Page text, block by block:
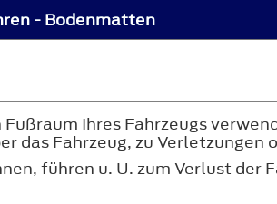
- Bodenmatten
Ihres Fahrzeugs
das Fahrzeug, zu Verletzungen
führen u. U. zum Verlust der